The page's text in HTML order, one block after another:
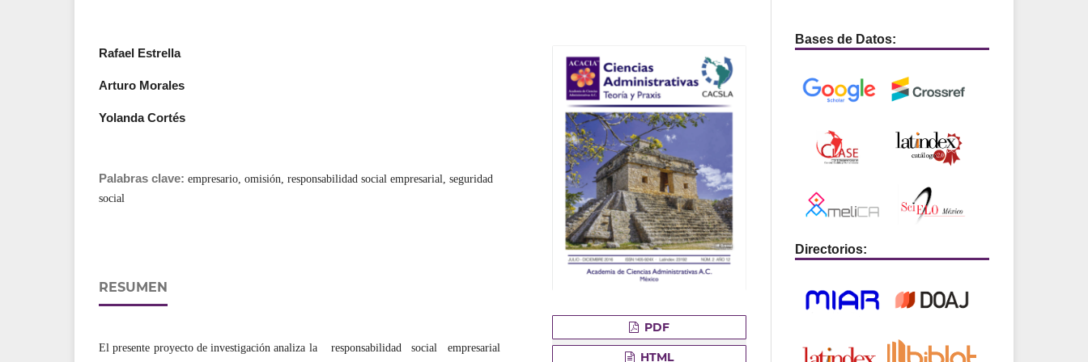
Rafael Estrella
Arturo Morales
Yolanda Cortés
Palabras clave: empresario, omisión, responsabilidad social empresarial, seguridad
social
RESUMEN
El presente proyecto de investigación analiza la responsabilidad social empresarial
PDF
HTML
Bases de Datos:
Directorios: